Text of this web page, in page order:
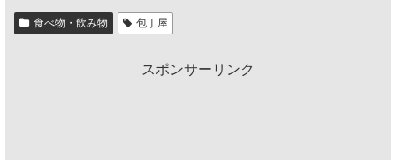
食べ物・飲み物 包丁屋
スポンサーリンク